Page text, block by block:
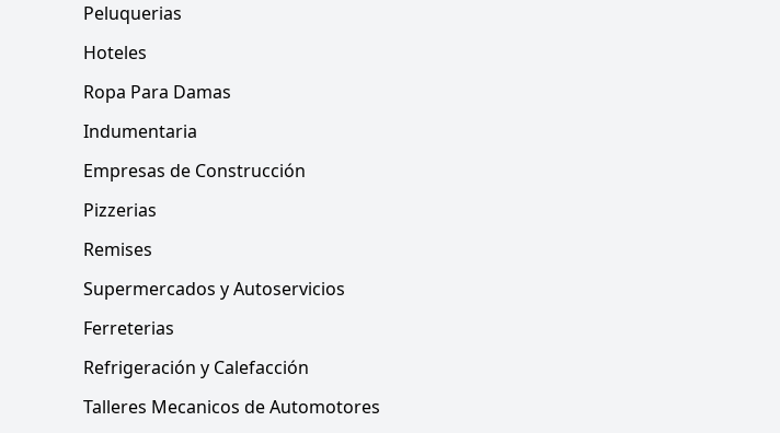
Peluquerias
Hoteles
Ropa Para Damas
Indumentaria
Empresas de Construcción
Pizzerias
Remises
Supermercados y Autoservicios
Ferreterias
Refrigeración y Calefacción
Talleres Mecanicos de Automotores